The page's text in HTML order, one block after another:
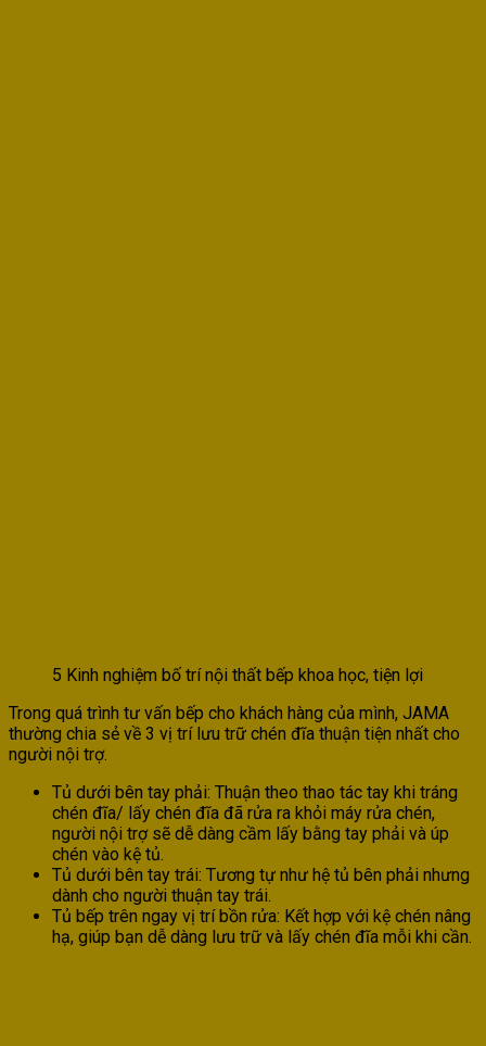
5 Kinh nghiệm bố trí nội thất bếp khoa học, tiện lợi
Trong quá trình tư vấn bếp cho khách hàng của mình, JAMA
thường chia sẻ về 3 vị trí lưu trữ chén đĩa thuận tiện nhất cho
người nội trợ.
Tủ dưới bên tay phải: Thuận theo thao tác tay khi tráng
chén đĩa/ lấy chén đĩa đã rửa ra khỏi máy rửa chén,
người nội trợ sẽ dễ dàng cầm lấy bằng tay phải và úp
chén vào kệ tủ.
Tủ dưới bên tay trái: Tương tự như hệ tủ bên phải nhưng
dành cho người thuận tay trái.
Tủ bếp trên ngay vị trí bồn rửa: Kết hợp với kệ chén nâng
hạ, giúp bạn dễ dàng lưu trữ và lấy chén đĩa mỗi khi cần.